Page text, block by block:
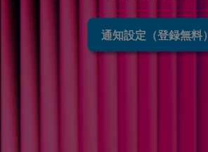
通知設定（登録無料）